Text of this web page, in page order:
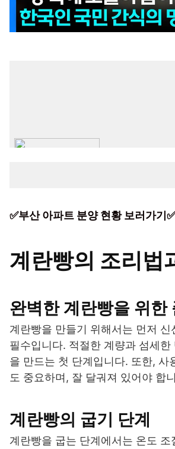
✅부산 아파트 분양 현황 보러가기✅
계란빵의 조리법
완벽한 계란빵을 위한
계란빵을 만들기 위해서는 먼저 신
필수입니다. 적절한 계량과 섬세
을 만드는 첫 단계입니다. 또한, 사
도 중요하며, 잘 달궈져 있어야 합
계란빵의 굽기 단계
계란빵을 굽는 단계에서는 온도 조